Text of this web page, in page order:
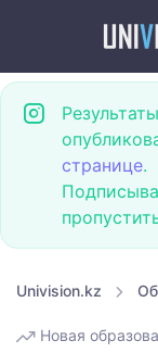
странице.
Univision.kz
Новая